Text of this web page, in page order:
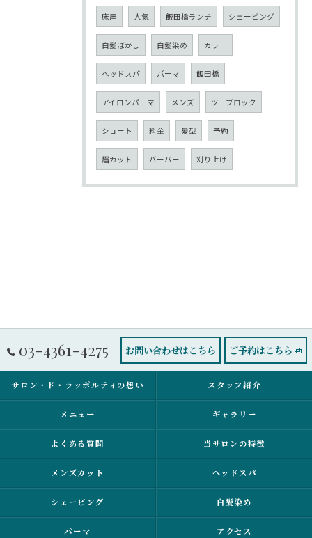
床屋 人気 飯田橋ランチ シェービング
白髪ぼかし 白髪染め カラー
ヘッドスパ パーマ 飯田橋
アイロンパーマ メンズ ツーブロック
ショート 料金 髪型 予約
眉カット バーバー 刈り上げ
03-4361-4275 お問い合わせはこちら ご予約はこちら
サロン・ド・ラッポルティの想い スタッフ紹介
メニュー ギャラリー
よくある質問 当サロンの特徴
メンズカット ヘッドスパ
シェービング 白髪染め
パーマ アクセス